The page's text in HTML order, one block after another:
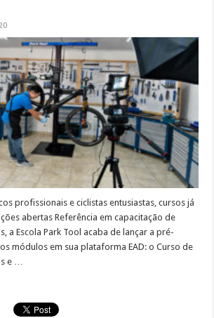
profissionais e ciclistas entusiastas, cursos já
abertas Referência em capacitação de
a Escola Park Tool acaba de lançar a pré-
módulos em sua plataforma EAD: o Curso de
e …